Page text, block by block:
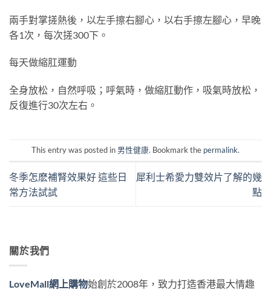
兩手對掌搓熱後，以左手擦右腳心，以右手擦左腳心，早晚
各1次，每次搓300下。
每天做縮肛運動
全身放松，自然呼吸；呼氣時，做縮肛動作，吸氣時放松，
反復進行30次左右。
This entry was posted in 男性健康. Bookmark the permalink.
冬季怎麽補腎效果好 這些日
常方法試試
犀利士希愛力雙效片了解的幾
點
關於我們
LoveMall網上購物始創於2008年，致力打造香港最大情趣